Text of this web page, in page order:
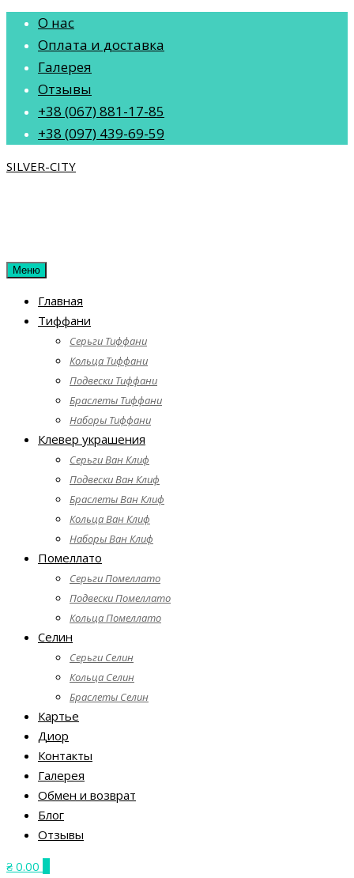
Перейти
содержанию
О нас
Оплата и доставка
Галерея
Отзывы
+38 (067) 881-17-85
+38 (097) 439-69-59
SILVER-CITY
Меню
Главная
Тиффани
Серьги Тиффани
Кольца Тиффани
Подвески Тиффани
Браслеты Тиффани
Наборы Тиффани
Клевер украшения
Серьги Ван Клиф
Подвески Ван Клиф
Браслеты Ван Клиф
Кольца Ван Клиф
Наборы Ван Клиф
Помеллато
Серьги Помеллато
Подвески Помеллато
Кольца Помеллато
Селин
Серьги Селин
Кольца Селин
Браслеты Селин
Картье
Диор
Контакты
Галерея
Обмен и возврат
Блог
Отзывы
₴ 0.00